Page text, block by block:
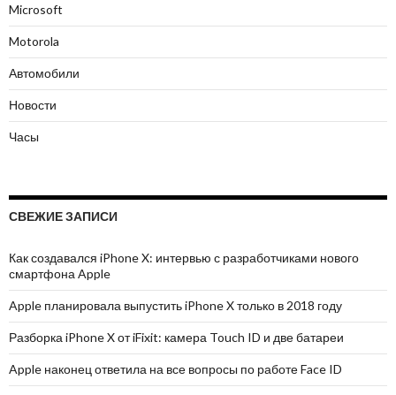
Microsoft
Motorola
Автомобили
Новости
Часы
СВЕЖИЕ ЗАПИСИ
Как создавался iPhone X: интервью с разработчиками нового
смартфона Apple
Apple планировала выпустить iPhone X только в 2018 году
Разборка iPhone X от iFixit: камера Touch ID и две батареи
Apple наконец ответила на все вопросы по работе Face ID